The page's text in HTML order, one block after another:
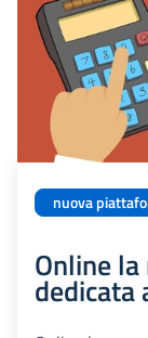
nuova
Online
dedicata